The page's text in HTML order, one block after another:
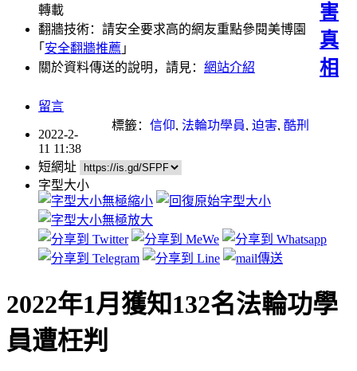
轉載
翻牆技術：請安全要求高的網友重點參閱美博園
｢ 安全翻牆推薦 ｣
關於資料傳送的說明，請見： 網站介紹
害
真
相
留言
標籤： 信仰, 法輪功學員, 迫害, 酷刑
2022-2-
11 11:38
短網址
字型大小
2022年1月獲知132名法輪功學
員遭枉判